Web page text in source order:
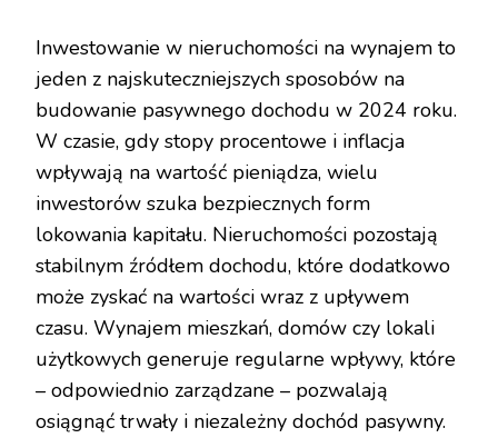
Inwestowanie w nieruchomości na wynajem to
jeden z najskuteczniejszych sposobów na
budowanie pasywnego dochodu w 2024 roku.
W czasie, gdy stopy procentowe i inflacja
wpływają na wartość pieniądza, wielu
inwestorów szuka bezpiecznych form
lokowania kapitału. Nieruchomości pozostają
stabilnym źródłem dochodu, które dodatkowo
może zyskać na wartości wraz z upływem
czasu. Wynajem mieszkań, domów czy lokali
użytkowych generuje regularne wpływy, które
– odpowiednio zarządzane – pozwalają
osiągnąć trwały i niezależny dochód pasywny.